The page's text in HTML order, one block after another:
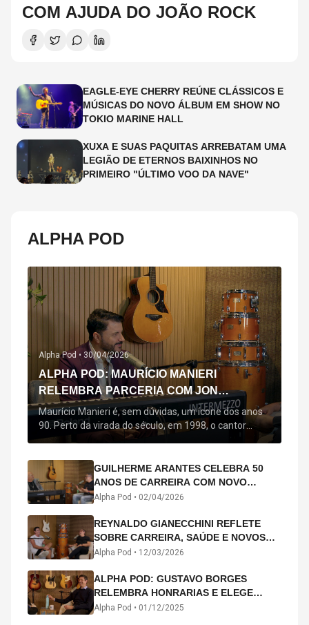
COM AJUDA DO JOÃO ROCK
EAGLE-EYE CHERRY REÚNE CLÁSSICOS E
MÚSICAS DO NOVO ÁLBUM EM SHOW NO
TOKIO MARINE HALL
XUXA E SUAS PAQUITAS ARREBATAM UMA
LEGIÃO DE ETERNOS BAIXINHOS NO
PRIMEIRO "ÚLTIMO VOO DA NAVE"
ALPHA POD
Alpha Pod • 30/04/2026
ALPHA POD: MAURÍCIO MANIERI
RELEMBRA PARCERIA COM JON
SECADA, ORIGEM DE "BEM QUERER" E
MAIS
Maurício Manieri é, sem dúvidas, um ícone dos anos
90. Perto da virada do século, em 1998, o cantor
estreou oficialmente com o seu primeiro disco, "A
acompanham até hoje, quase trinta anos mais tarde:
"Bem Querer" e "Minha Menina". Em 2026, o astro
segue com o […]
GUILHERME ARANTES CELEBRA 50
ANOS DE CARREIRA COM NOVO
ÁLBUM INTERDIMENSIONAL E TURNÊ
Alpha Pod • 02/04/2026
REYNALDO GIANECCHINI REFLETE
SOBRE CARREIRA, SAÚDE E NOVOS
CAMINHOS ARTÍSTICOS NO ALPHA
Alpha Pod • 12/03/2026
ALPHA POD: GUSTAVO BORGES
RELEMBRA HONRARIAS E ELEGE
MICHAEL PHELPS O MAIOR ATLETA DA
Alpha Pod • 01/12/2025